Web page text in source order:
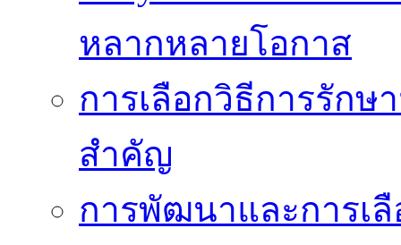
หลากหลายโอกาส
การเลือกวิธีการรักษ
สำคัญ
การพัฒนาและการเ